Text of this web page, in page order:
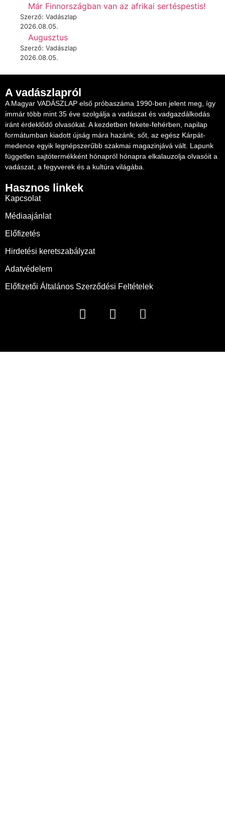
Már Finnországban van az afrikai sertéspestis!
Szerző: Vadászlap
2026.08.05.
Augusztus
Szerző: Vadászlap
2026.08.05.
A vadászlapról
A Magyar VADÁSZLAP első próbaszáma 1990-ben jelent meg, így
immár több mint 35 éve szolgálja a vadászat és vadgazdálkodás
iránt érdeklődő olvasókat. A kezdetben fekete-fehérben, napilap
formátumban kiadott újság mára hazánk, sőt, az egész Kárpát-
medence egyik legnépszerűbb szakmai magazinjává vált. Lapunk
független sajtótermékként hónapról hónapra elkalauzolja olvasóit a
vadászat, a fegyverek és a kultúra világába.
Hasznos linkek
Kapcsolat
Médiaajánlat
Előfizetés
Hirdetési keretszabályzat
Adatvédelem
Előfizetői Általános Szerződési Feltételek